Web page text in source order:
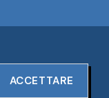
UK TUTTI I
06354287
ACCETTARE